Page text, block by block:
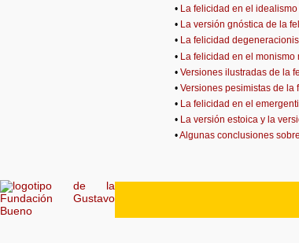
• La felicidad en el
• La versión gnóstica de la
• La felicidad
• La felicidad en el
• Versiones ilustradas de la
• Versiones pesimistas de la
• La felicidad en el
• La versión estoica y la
•Algunas conclusiones